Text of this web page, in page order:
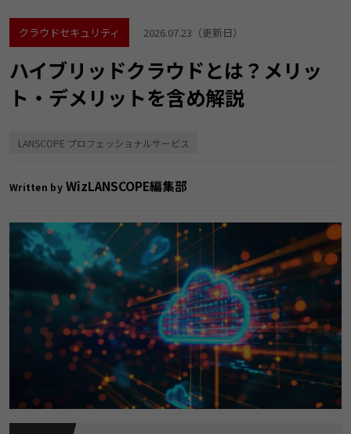
クラウドセキュリティ 2026.07.23 （更新日）
ハイブリッドクラウドとは？メリッ
ト・デメリットを含め解説
LANSCOPE プロフェッショナルサービス
Written byWizLANSCOPE編集部